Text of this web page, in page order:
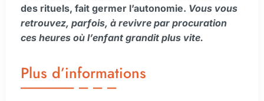
des rituels, fait germer l’autonomie. Vous vous
retrouvez, parfois, à revivre par procuration
ces heures où l’enfant grandit plus vite.
Plus d’informations